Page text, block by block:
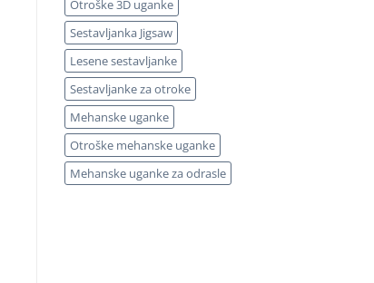
Otroške 3D uganke
Sestavljanka Jigsaw
Lesene sestavljanke
Sestavljanke za otroke
Mehanske uganke
Otroške mehanske uganke
Mehanske uganke za odrasle